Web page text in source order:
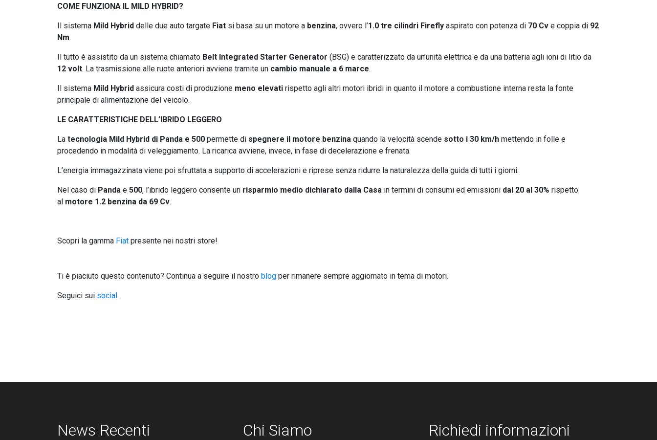
COME FUNZIONA IL MILD HYBRID?
Il sistema Mild Hybrid delle due auto targate Fiat si basa su un motore a benzina, ovvero l’1.0 tre cilindri Firefly aspirato con potenza di 70 Cv e coppia di 92
Nm.
Il tutto è assistito da un sistema chiamato Belt Integrated Starter Generator (BSG) e caratterizzato da un’unità elettrica e da una batteria agli ioni di litio da
12 volt. La trasmissione alle ruote anteriori avviene tramite un cambio manuale a 6 marce.
Il sistema Mild Hybrid assicura costi di produzione meno elevati rispetto agli altri motori ibridi in quanto il motore a combustione interna resta la fonte
principale di alimentazione del veicolo.
LE CARATTERISTICHE DELL’IBRIDO LEGGERO
La tecnologia Mild Hybrid di Panda e 500 permette di spegnere il motore benzina quando la velocità scende sotto i 30 km/h mettendo in folle e
procedendo in modalità di veleggiamento. La ricarica avviene, invece, in fase di decelerazione e frenata.
L’energia immagazzinata viene poi sfruttata a supporto di accelerazioni e riprese senza ridurre la naturalezza della guida di tutti i giorni.
Nel caso di Panda e 500, l’ibrido leggero consente un risparmio medio dichiarato dalla Casa in termini di consumi ed emissioni dal 20 al 30% rispetto
al motore 1.2 benzina da 69 Cv.
Scopri la gamma Fiat presente nei nostri store!
Ti è piaciuto questo contenuto? Continua a seguire il nostro blog per rimanere sempre aggiornato in tema di motori.
Seguici sui social.
News Recenti Chi Siamo Richiedi informazioni